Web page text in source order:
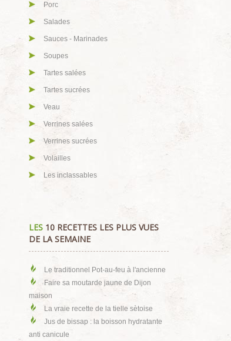
Porc
Salades
Sauces - Marinades
Soupes
Tartes salées
Tartes sucrées
Veau
Verrines salées
Verrines sucrées
Volailles
Les inclassables
LES 10 RECETTES LES PLUS VUES
DE LA SEMAINE
Le traditionnel Pot-au-feu à l'ancienne
Faire sa moutarde jaune de Dijon
maison
La vraie recette de la tielle sètoise
Jus de bissap : la boisson hydratante
anti canicule